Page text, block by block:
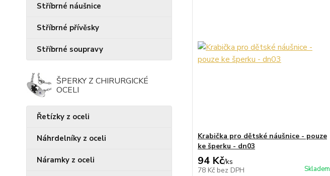
Stříbrné náušnice
Stříbrné přívěsky
Stříbrné soupravy
ŠPERKY Z CHIRURGICKÉ
OCELI
Řetízky z oceli
Náhrdelníky z oceli
Náramky z oceli
Krabička pro dětské náušnice - pouze
ke šperku - dn03
94 Kč/ks
78 Kč bez DPH Skladem